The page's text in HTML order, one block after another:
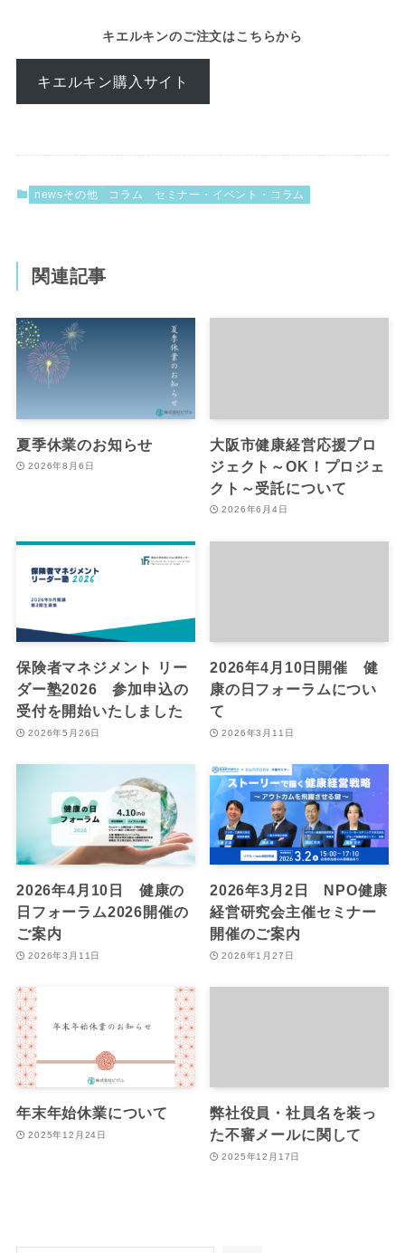
キエルキンのご注文はこちらから
キエルキン購入サイト
newsその他 コラム セミナー・イベント・コラム
関連記事
夏季休業のお知らせ
2026年8月6日
大阪市健康経営応援プロ
ジェクト～OK！プロジェ
クト～受託について
2026年6月4日
保険者マネジメント リー
ダー塾2026 参加申込の
受付を開始いたしました
2026年5月26日
2026年4月10日開催 健
康の日フォーラムについ
て
2026年3月11日
2026年4月10日 健康の
日フォーラム2026開催の
ご案内
2026年3月11日
2026年3月2日 NPO健康
経営研究会主催セミナー
開催のご案内
2026年1月27日
年末年始休業について
2025年12月24日
弊社役員・社員名を装っ
た不審メールに関して
2025年12月17日